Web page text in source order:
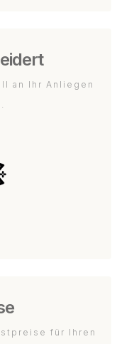
an Ihr Anliegen
für Ihren